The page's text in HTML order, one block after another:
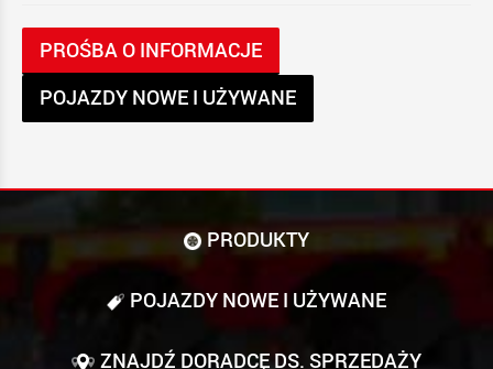
PROŚBA O INFORMACJE
POJAZDY NOWE I UŻYWANE
PRODUKTY
POJAZDY NOWE I UŻYWANE
ZNAJDŹ DORADCĘ DS. SPRZEDAŻY